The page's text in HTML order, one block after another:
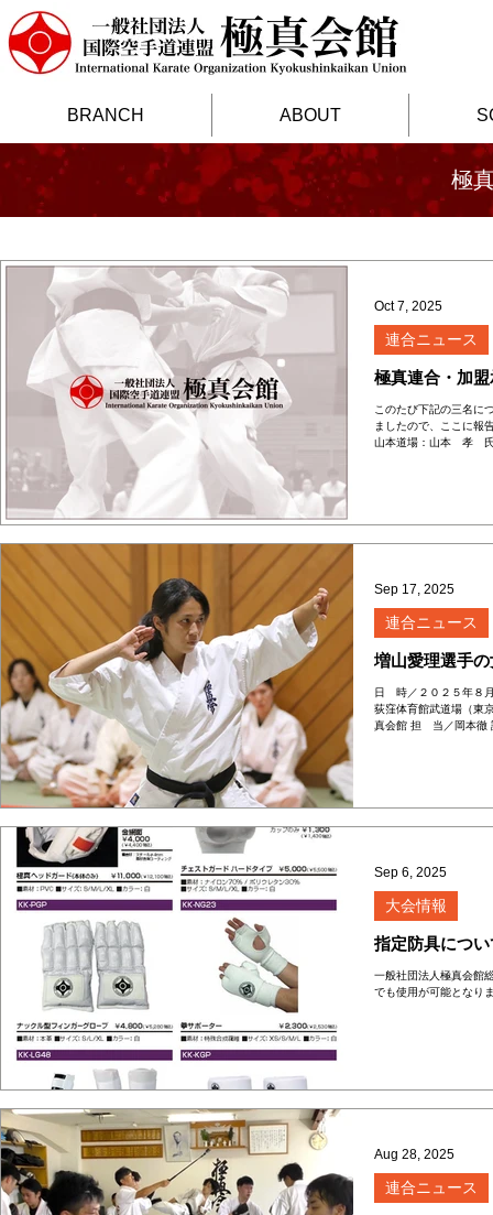
BRANCH ABOUT
極
極真連合・加
このたび下記の三名に
ましたので、ここに
山本道場：山本 孝
連合ニュース
Oct 7, 2025
増山愛理選手
日 時／２０２５年８
荻窪体育館武道場（
真会館 担 当／岡本徹 講
連合ニュース
Sep 17, 2025
指定防具につい
一般社団法人極真会館
でも使用が可能となり
大会情報
Sep 6, 2025
連合ニュース
Aug 28, 2025